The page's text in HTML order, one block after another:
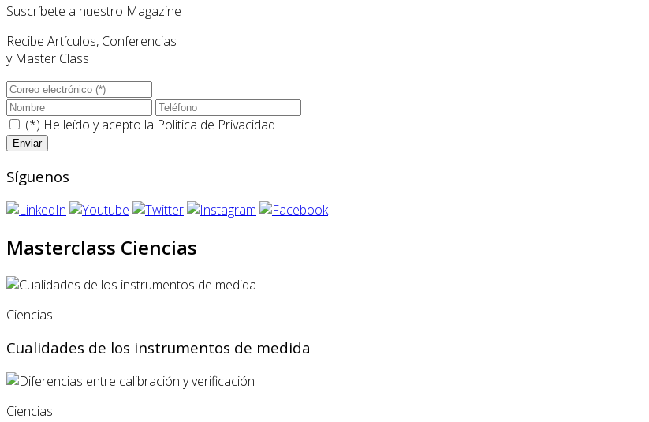
Suscríbete a nuestro Magazine
Recibe Artículos, Conferencias
y Master Class
(*) He leído y acepto la Politica de Privacidad
Síguenos
Masterclass Ciencias
Ciencias
Cualidades de los instrumentos de medida
Ciencias